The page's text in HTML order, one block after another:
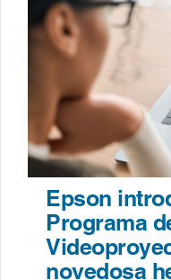
Epson
Programa
novedosa